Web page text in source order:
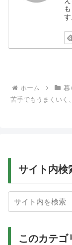
す
ホーム 暮
苦手でもうまくいく
サイト内検
このカテゴ